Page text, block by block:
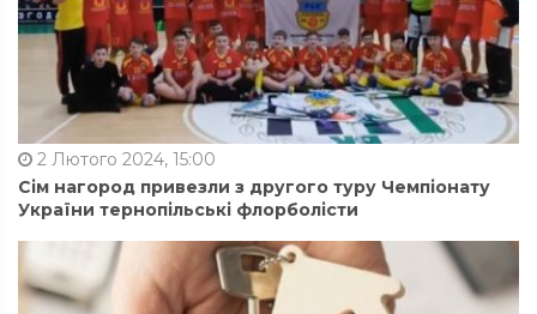
2 Лютого 2024, 15:00
Сім нагород привезли з другого туру Чемпіонату
України тернопільські флорболісти